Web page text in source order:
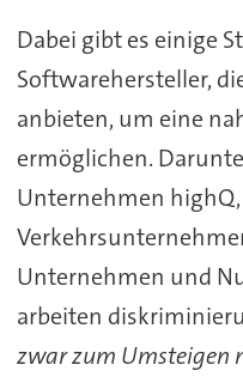
Dabei gibt es einige
Softwarehersteller,
anbieten, um eine
ermöglichen.
Unternehmen highQ,
Unternehmen und
arbeiten
zwar zum Umsteigen